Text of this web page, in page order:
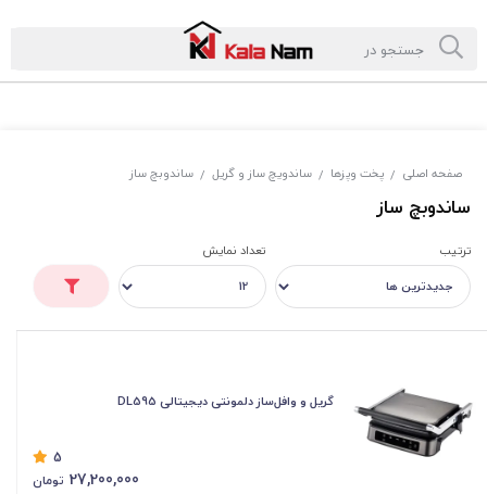
صفحه اصلی / پخت وپزها / ساندویچ ساز و گریل / ساندوبچ ساز
ساندوبچ ساز
ترتیب تعداد نمایش
گریل و وافل‌ساز دلمونتی دیجیتالی DL595
5
27,200,000 تومان